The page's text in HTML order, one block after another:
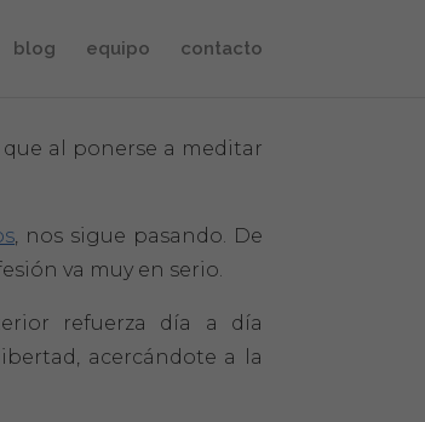
blog equipo contacto
al ponerse a meditar
, nos sigue pasando. De
va muy en serio.
refuerza día a día
acercándote a la